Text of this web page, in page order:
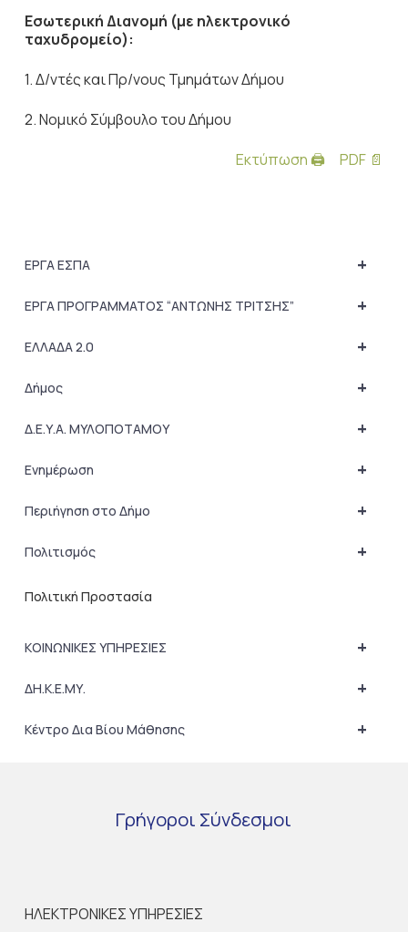
Εσωτερική Διανομή (με ηλεκτρονικό
ταχυδρομείο):
1. Δ/ντές και Πρ/νους Τμημάτων Δήμου
2. Νομικό Σύμβουλο του Δήμου
Εκτύπωση 🖨
PDF 📄
+
ΕΡΓΑ ΕΣΠΑ
+
ΕΡΓΑ ΠΡΟΓΡΑΜΜΑΤΟΣ “ΑΝΤΩΝΗΣ ΤΡΙΤΣΗΣ”
+
ΕΛΛΑΔΑ 2.0
+
Δήμος
+
Δ.Ε.Υ.Α. ΜΥΛΟΠΟΤΑΜΟΥ
+
Ενημέρωση
+
Περιήγηση στο Δήμο
+
Πολιτισμός
Πολιτική Προστασία
+
ΚΟΙΝΩΝΙΚΕΣ ΥΠΗΡΕΣΙΕΣ
+
ΔΗ.Κ.Ε.ΜΥ.
+
Κέντρο Δια Βίου Μάθησης
Γρήγοροι Σύνδεσμοι
ΗΛΕΚΤΡΟΝΙΚΕΣ ΥΠΗΡΕΣΙΕΣ